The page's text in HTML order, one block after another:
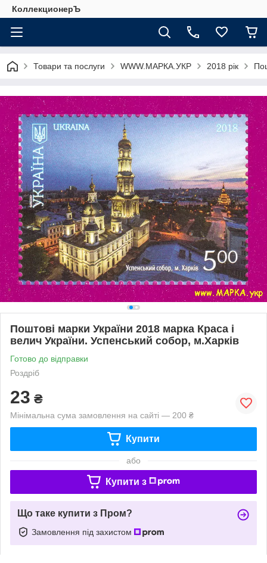
КоллекционерЪ
Товари та послуги WWW.МАРКА.УКР 2018 рік
Поштові марки України 2018 марка Краса і
велич України. Успенський собор, м.Харків
Готово до відправки
Роздріб
23 ₴
Мінімальна сума замовлення на сайті — 200 ₴
Купити
або
Купити з
Що таке купити з Пром?
Замовлення під захистом